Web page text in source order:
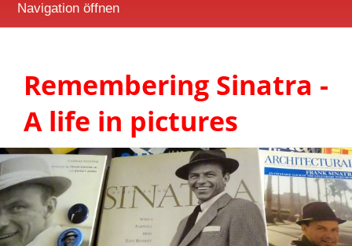
Navigation öffnen
Remembering Sinatra -
A life in pictures